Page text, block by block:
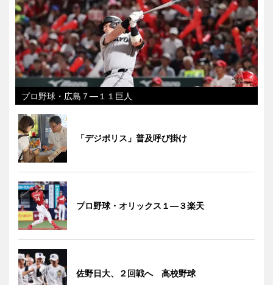
プロ野球・広島７―１１巨人
「デジポリス」普及呼び掛け
プロ野球・オリックス１―３楽天
佐野日大、２回戦へ 高校野球